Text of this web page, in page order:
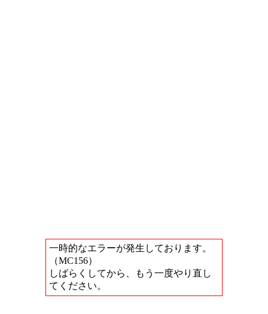
一時的なエラーが発生しております。
（MC156）
しばらくしてから、もう一度やり直し
てください。